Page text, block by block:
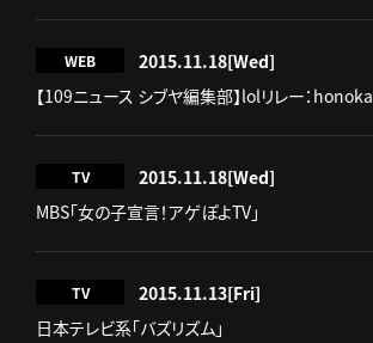
WEB 2015.11.18[Wed]
【109ニュース シブヤ編集部】lolリレー：honoka
TV 2015.11.18[Wed]
MBS「女の子宣言！アゲぽよTV」
TV 2015.11.13[Fri]
日本テレビ系「バズリズム」